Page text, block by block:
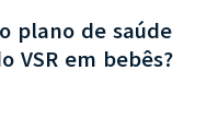
plano de saúde
VSR em bebês?